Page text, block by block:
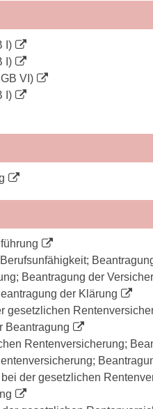
I)
I)
VI)
I)
Beantragung der
der Klärung
gesetzlichen
Beantragung
Rentenversicherung;
der gesetzlichen